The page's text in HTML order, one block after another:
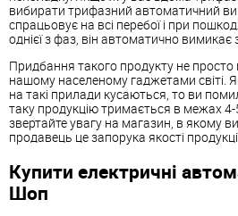
вибирати трифазний автоматичний
спрацьовує на всі перебої і при
однієї з фаз, він автоматично вимикає
Придбання такого продукту не просто
нашому населеному гаджетами світі.
на такі прилади кусаються, то ви
таку продукцію тримається в межах 4-
звертайте увагу на магазин, в якому
продавець це запорука якості
Купити електричні
Шоп